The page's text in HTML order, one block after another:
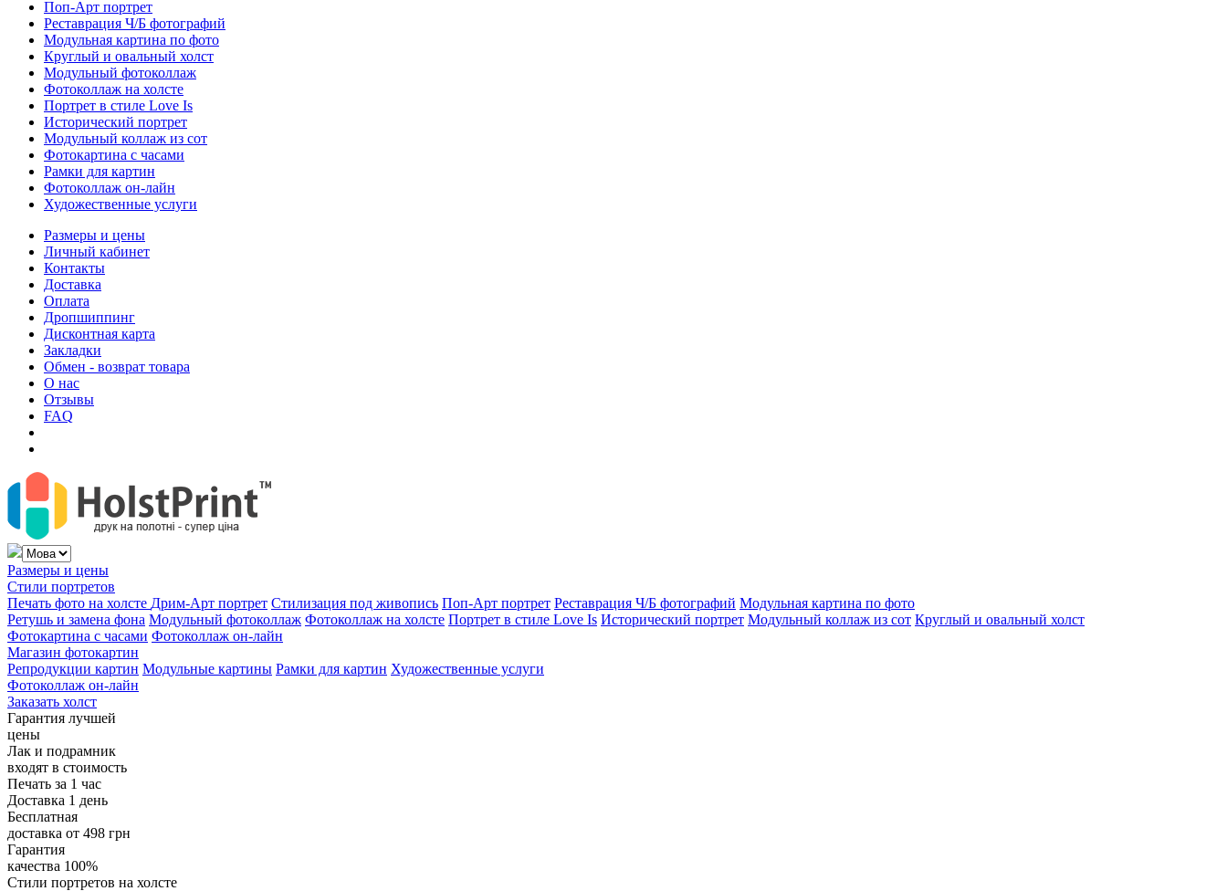
Поп-Арт портрет
Реставрация Ч/Б фотографий
Модульная картина по фото
Круглый и овальный холст
Модульный фотоколлаж
Фотоколлаж на холсте
Портрет в стиле Love Is
Исторический портрет
Модульный коллаж из сот
Фотокартина с часами
Рамки для картин
Фотоколлаж он-лайн
Художественные услуги
Размеры и цены
Личный кабинет
Контакты
Доставка
Оплата
Дропшиппинг
Дисконтная карта
Закладки
Обмен - возврат товара
О нас
Отзывы
FAQ
Размеры и цены
Стили портретов
Печать фото на холсте Дрим-Арт портрет Стилизация под живопись Поп-Арт портрет Реставрация Ч/Б фотографий Модульная картина по фото
Ретушь и замена фона Модульный фотоколлаж Фотоколлаж на холсте Портрет в стиле Love Is Исторический портрет Модульный коллаж из сот Круглый и овальный холст
Фотокартина с часами Фотоколлаж он-лайн
Магазин фотокартин
Репродукции картин Модульные картины Рамки для картин Художественные услуги
Фотоколлаж он-лайн
Заказать холст
Гарантия лучшей
цены
Лак и подрамник
входят в стоимость
Печать за 1 час
Доставка 1 день
Бесплатная
доставка от 498 грн
Гарантия
качества 100%
Стили портретов на холсте